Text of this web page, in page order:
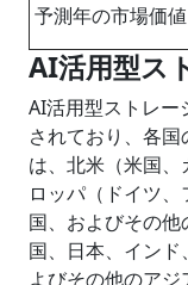
予測年の市場価値
AI活用型ス
AI活用型ストレー
されており、各
は、北米（米国
ロッパ（ドイツ
国、およびその
国、日本、イン
よびその他のア